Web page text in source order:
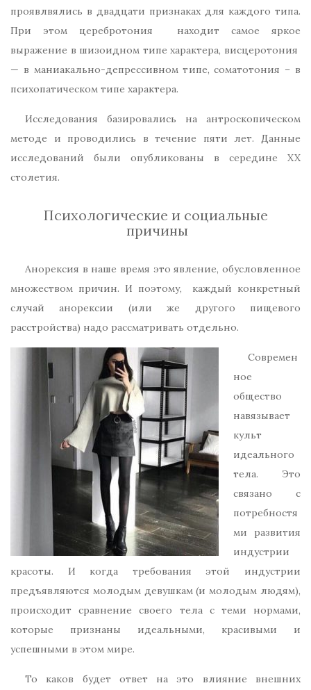
проявлвялись в двадцати признаках для каждого типа.
При этом церебротония находит самое яркое
выражение в шизоидном типе характера, висцеротония
— в маниакально-депрессивном типе, соматотония – в
психопатическом типе характера.
Исследования базировались на антроскопическом
методе и проводились в течение пяти лет. Данные
исследований были опубликованы в середине XX
столетия.
Психологические и социальные
причины
Анорексия в наше время это явление, обусловленное
множеством причин. И поэтому, каждый конкретный
случай анорексии (или же другого пищевого
расстройства) надо рассматривать отдельно.
Современ
ное
общество
навязывает
культ
идеального
тела. Это
связано с
потребностя
ми развития
индустрии
красоты. И когда требования этой индустрии
предъявляются молодым девушкам (и молодым людям),
происходит сравнение своего тела с теми нормами,
которые признаны идеальными, красивыми и
успешными в этом мире.
То каков будет ответ на это влияние внешних